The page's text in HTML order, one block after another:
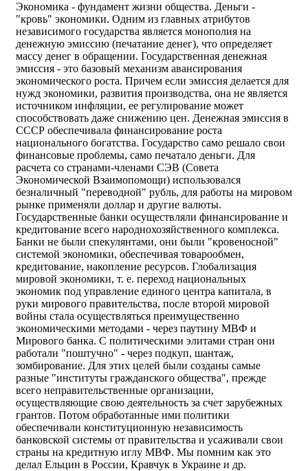
Экономика - фундамент жизни общества. Деньги -
"кровь" экономики. Одним из главных атрибутов
независимого государства является монополия на
денежную эмиссию (печатание денег), что определяет
массу денег в обращении. Государственная денежная
эмиссия - это базовый механизм авансирования
экономического роста. Причем если эмиссия делается для
нужд экономики, развития производства, она не является
источником инфляции, ее регулирование может
способствовать даже снижению цен. Денежная эмиссия в
СССР обеспечивала финансирование роста
национального богатства. Государство само решало свои
финансовые проблемы, само печатало деньги. Для
расчета со странами-членами СЭВ (Совета
Экономической Взаимопомощи) использовался
безналичный "переводной" рубль, для работы на мировом
рынке применяли доллар и другие валюты.
Государственные банки осуществляли финансирование и
кредитование всего народнохозяйственного комплекса.
Банки не были спекулянтами, они были "кровеносной"
системой экономики, обеспечивая товарообмен,
кредитование, накопление ресурсов. Глобализация
мировой экономики, т. е. переход национальных
экономик под управление единого центра капитала, в
руки мирового правительства, после второй мировой
войны стала осуществляться преимущественно
экономическими методами - через паутину МВФ и
Мирового банка. С политическими элитами стран они
работали "поштучно" - через подкуп, шантаж,
зомбирование. Для этих целей были созданы самые
разные "институты гражданского общества", прежде
всего неправительственные организации,
осуществляющие свою деятельность за счет зарубежных
грантов. Потом обработанные ими политики
обеспечивали конституционную независимость
банковской системы от правительства и усаживали свои
страны на кредитную иглу МВФ. Мы помним как это
делал Ельцин в России, Кравчук в Украине и др.